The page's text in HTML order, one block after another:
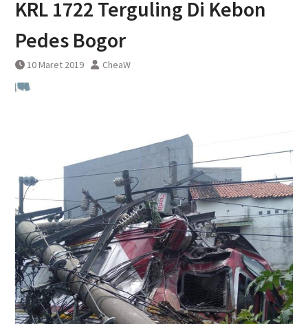
DAWONSYS
Uji Coba Terbatas Perpanjangan
KRL 1722 Terguling Di Kebon
Pedes Bogor
10 Maret 2019 CheaW